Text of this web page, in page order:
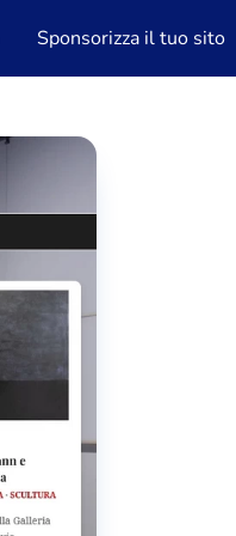
Sponsorizza il tuo sito